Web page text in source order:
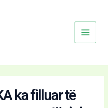
Menu
ka filluar të